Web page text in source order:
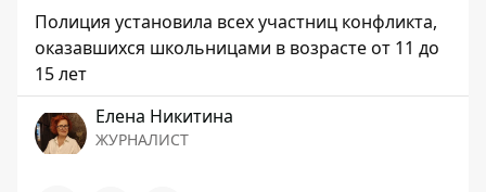
Полиция установила всех участниц конфликта,
оказавшихся школьницами в возрасте от 11 до
15 лет
Елена Никитина
ЖУРНАЛИСТ